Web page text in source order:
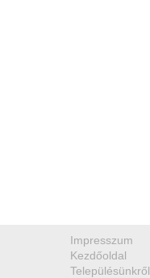
Impresszum
Kezdőoldal
Településünkről